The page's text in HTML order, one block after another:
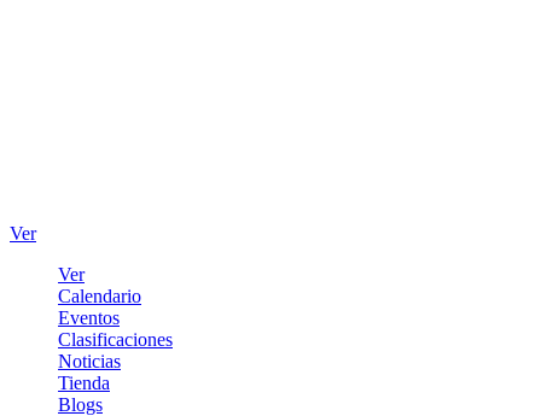
Ver
Ver
Calendario
Eventos
Clasificaciones
Noticias
Tienda
Blogs